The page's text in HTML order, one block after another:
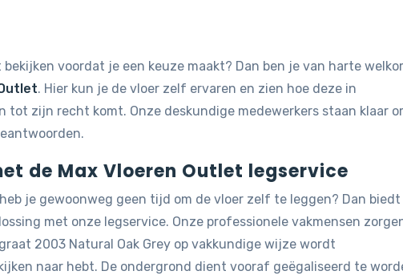
voordat je een keuze maakt? Dan ben je van harte
. Hier kun je de vloer zelf ervaren en zien hoe deze in
zijn recht komt. Onze deskundige medewerkers staan klaar
de Max Vloeren Outlet legservice
je gewoonweg geen tijd om de vloer zelf te leggen? Dan biedt
met onze legservice. Onze professionele vakmensen
2003 Natural Oak Grey op vakkundige wijze wordt
naar hebt. De ondergrond dient vooraf geëgaliseerd te